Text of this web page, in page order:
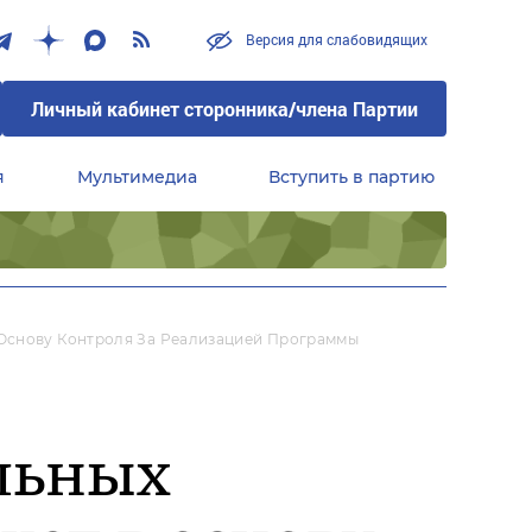
Версия для слабовидящих
Личный кабинет сторонника/члена Партии
Мультимедиа Вступить в партию
Контроля За Реализацией Программы